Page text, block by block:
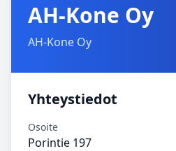
AH-Kone Oy
AH-Kone Oy
Yhteystiedot
Osoite
Porintie 197